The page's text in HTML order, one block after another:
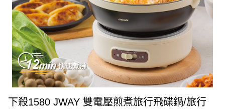
下殺1580 JWAY 雙電壓煎煮旅行飛碟鍋/旅行